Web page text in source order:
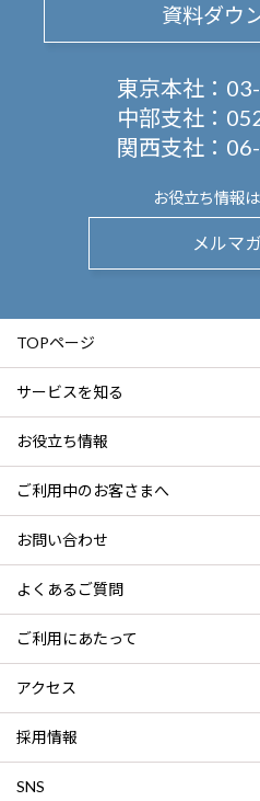
資料ダウ
東京本社：
中部支社：
関西支社：
お役立ち情報は
メルマ
TOPページ
サービスを知る
お役立ち情報
ご利用中のお客さまへ
お問い合わせ
よくあるご質問
ご利用にあたって
アクセス
採用情報
SNS